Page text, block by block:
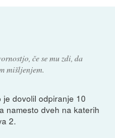
če se mu zdi, da
mišljenjem.
dovolil odpiranje 10
namesto dveh na katerih
2.